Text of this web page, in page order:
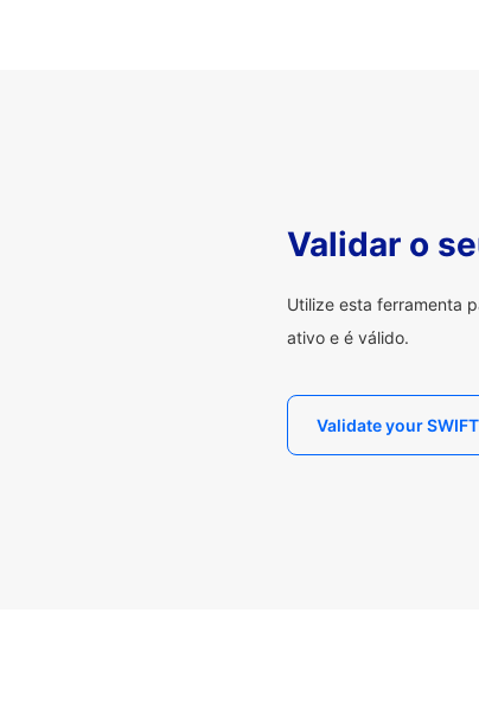
Validar o
Utilize esta ferramenta
ativo e é válido.
Validate your